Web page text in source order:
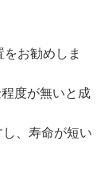
お勧めしま
度が無いと成
、寿命が短い